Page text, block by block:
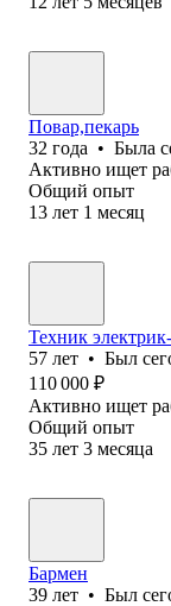
Повар,пекарь
32 года • Была
Активно ищет
Общий опыт
13 лет 1 месяц
Техник
57 лет • Был
110 000 ₽
Активно ищет
Общий опыт
35 лет 3 месяца
Бармен
39 лет • Был